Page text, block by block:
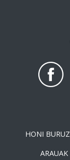
HONI BURUZ
ARAUAK